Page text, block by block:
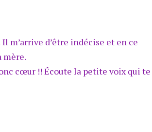
m’arrive d’être indécise et en ce
mère.
cœur !! Écoute la petite voix qui te